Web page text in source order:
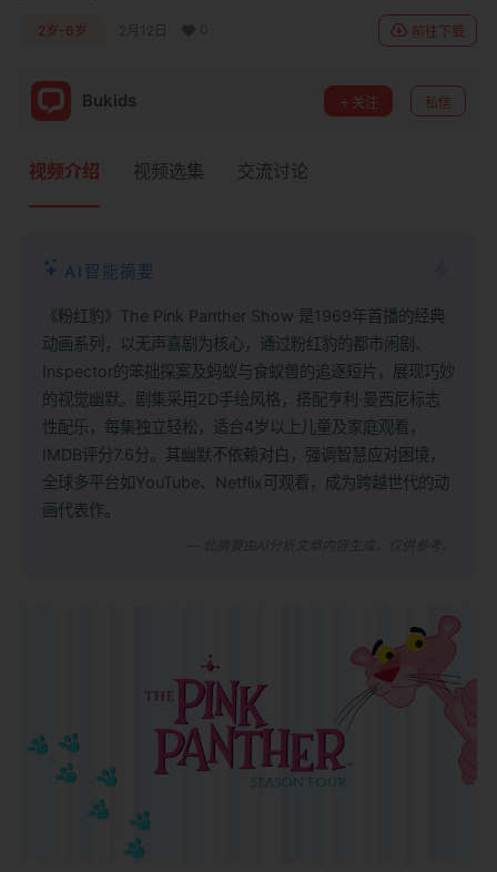
2岁-6岁 2月12日 前往下载
Bukids 关注 私信
视频介绍 视频选集 交流讨论
AI智能摘要
《粉红豹》The Pink Panther Show 是1969年首播的经典
动画系列，以无声喜剧为核心，通过粉红豹的都市闹剧、
Inspector的笨拙探案及蚂蚁与食蚁兽的追逐短片，展现巧妙
的视觉幽默。剧集采用2D手绘风格，搭配亨利·曼西尼标志
性配乐，每集独立轻松，适合4岁以上儿童及家庭观看，
IMDB评分7.6分。其幽默不依赖对白，强调智慧应对困境，
全球多平台如YouTube、Netflix可观看，成为跨越世代的动
画代表作。